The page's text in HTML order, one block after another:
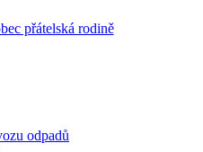
přátelská rodině
odpadů